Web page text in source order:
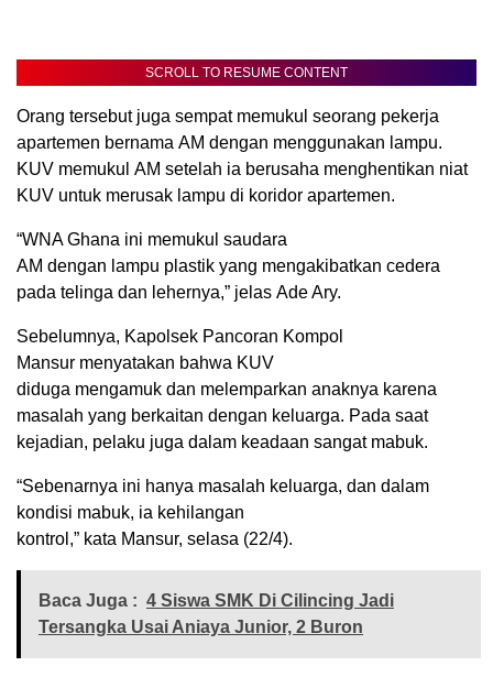
SCROLL TO RESUME CONTENT
Orang tersebut juga sempat memukul seorang pekerja
apartemen bernama AM dengan menggunakan lampu.
KUV memukul AM setelah ia berusaha menghentikan niat
KUV untuk merusak lampu di koridor apartemen.
“WNA Ghana ini memukul saudara
AM dengan lampu plastik yang mengakibatkan cedera
pada telinga dan lehernya,” jelas Ade Ary.
Sebelumnya, Kapolsek Pancoran Kompol
Mansur menyatakan bahwa KUV
diduga mengamuk dan melemparkan anaknya karena
masalah yang berkaitan dengan keluarga. Pada saat
kejadian, pelaku juga dalam keadaan sangat mabuk.
“Sebenarnya ini hanya masalah keluarga, dan dalam
kondisi mabuk, ia kehilangan
kontrol,” kata Mansur, selasa (22/4).
Baca Juga : 4 Siswa SMK Di Cilincing Jadi
Tersangka Usai Aniaya Junior, 2 Buron